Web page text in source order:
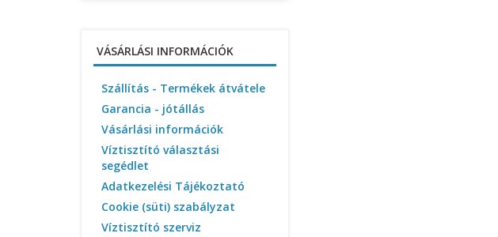
VÁSÁRLÁSI INFORMÁCIÓK
Szállítás - Termékek átvátele
Garancia - jótállás
Vásárlási információk
Víztisztító választási
segédlet
Adatkezelési Tájékoztató
Cookie (süti) szabályzat
Víztisztító szerviz